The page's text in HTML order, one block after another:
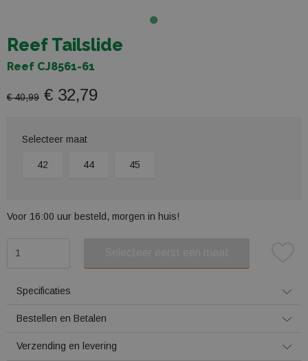
Reef Tailslide
Reef CJ8561-61
€ 40,99 € 32,79
Selecteer maat
42 44 45
Voor 16:00 uur besteld, morgen in huis!
Specificaties
Bestellen en Betalen
Verzending en levering